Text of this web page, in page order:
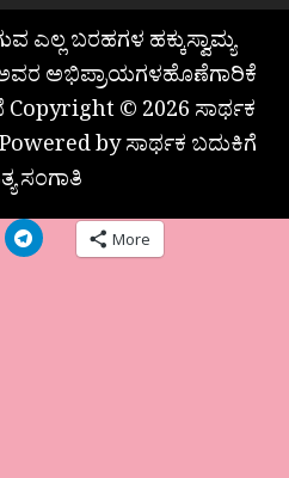
ಎಲ್ಲ ಬರಹಗಳ ಹಕ್ಕುಸ್ವಾಮ್ಯ
ಅಭಿಪ್ರಾಯಗಳಹೊಣೆಗಾರಿಕೆ
Copyright © 2026 ಸಾರ್ಥಕ
by ಸಾರ್ಥಕ ಬದುಕಿಗೆ
ಸಂಗಾತಿ
More